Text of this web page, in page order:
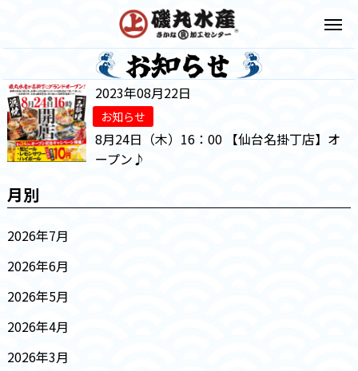
2023年08月22日
お知らせ
8月24日（木）16：00 【仙台名掛丁店】オ
ープン♪
月別
2026年7月
2026年6月
2026年5月
2026年4月
2026年3月